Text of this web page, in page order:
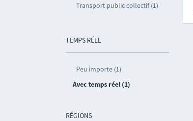
Transport public collectif (1)
TEMPS RÉEL
Peu importe (1)
Avec temps réel (1)
RÉGIONS